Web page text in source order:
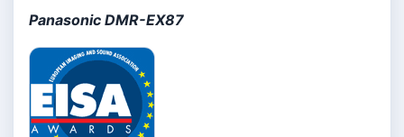
Panasonic DMR-EX87